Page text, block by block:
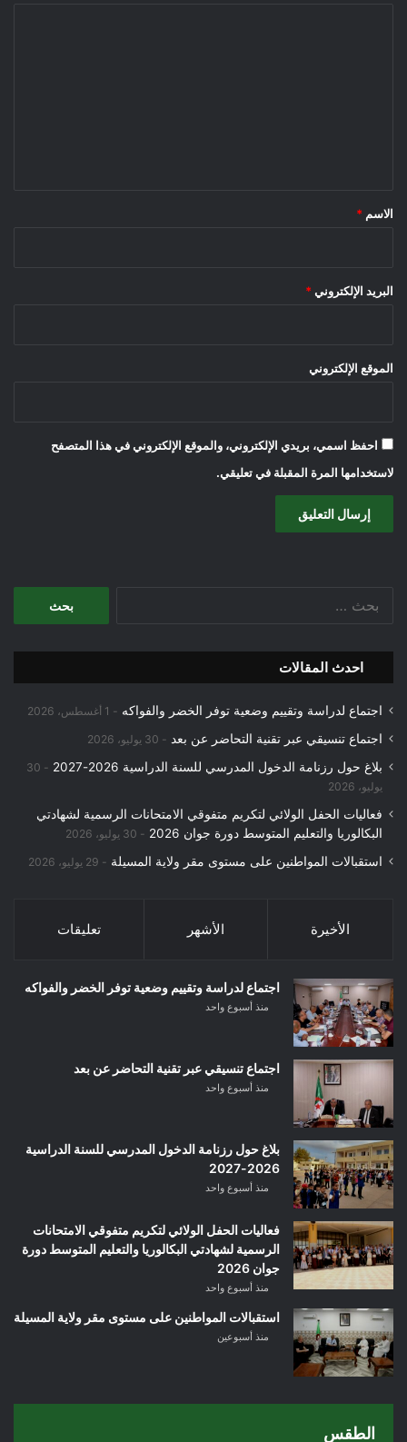
*
الاسم *
البريد الإلكتروني *
الموقع الإلكتروني
احفظ اسمي، بريدي الإلكتروني، والموقع الإلكتروني في هذا المتصفح
لاستخدامها المرة المقبلة في تعليقي.
احدث المقالات
اجتماع لدراسة وتقييم وضعية توفر الخضر والفواكه 1 أغسطس، 2026
اجتماع تنسيقي عبر تقنية التحاضر عن بعد 30 يوليو، 2026
بلاغ حول رزنامة الدخول المدرسي للسنة الدراسية 2026-2027
30
يوليو، 2026
فعاليات الحفل الولائي لتكريم متفوقي الامتحانات الرسمية لشهادتي
البكالوريا والتعليم المتوسط دورة جوان 2026
30 يوليو، 2026
استقبالات المواطنين على مستوى مقر ولاية المسيلة 29 يوليو، 2026
الأخيرة الأشهر تعليقات
اجتماع لدراسة وتقييم وضعية توفر الخضر والفواكه
منذ أسبوع واحد
اجتماع تنسيقي عبر تقنية التحاضر عن بعد
منذ أسبوع واحد
بلاغ حول رزنامة الدخول المدرسي للسنة الدراسية
2026-2027
منذ أسبوع واحد
فعاليات الحفل الولائي لتكريم متفوقي الامتحانات
الرسمية لشهادتي البكالوريا والتعليم المتوسط دورة
جوان 2026
منذ أسبوع واحد
استقبالات المواطنين على مستوى مقر ولاية المسيلة
منذ أسبوعين
الطقس